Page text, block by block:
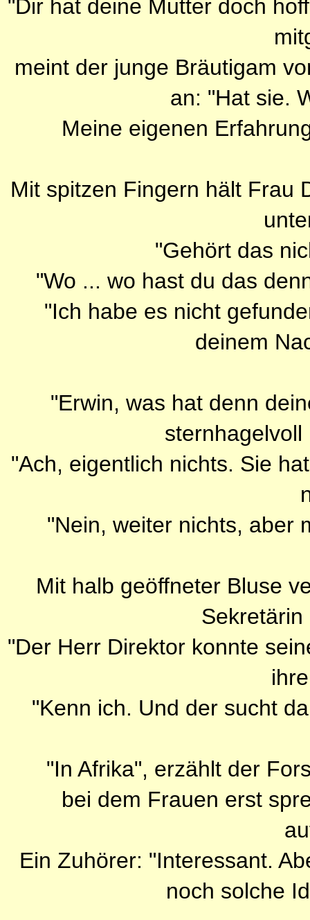
"Dir hat deine Mutter doch
meint der junge Bräutigam
an: "Hat sie.
Meine eigenen
Mit spitzen Fingern hält Frau
"Gehört das
"Wo ... wo hast du das
"Ich habe es nicht
deinem
"Erwin, was hat denn
"Ach, eigentlich nichts. Sie
"Nein, weiter nichts, aber
Mit halb geöffneter Bluse
Sekretärin
"Der Herr Direktor konnte
"Kenn ich. Und der sucht
"In Afrika", erzählt der
bei dem Frauen erst
Ein Zuhörer: "Interessant.
noch solche